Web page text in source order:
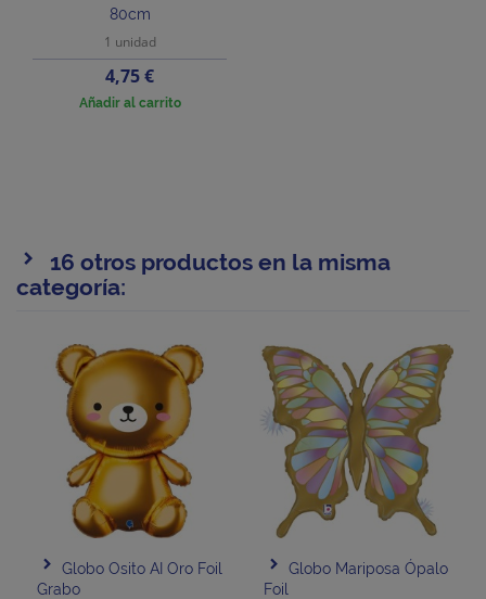
80cm
1 unidad
Precio
4,75 €
Añadir al carrito
16 otros productos en la misma
categoría:
Globo Osito AI Oro Foil
Grabo
Globo Mariposa Ópalo
Foil